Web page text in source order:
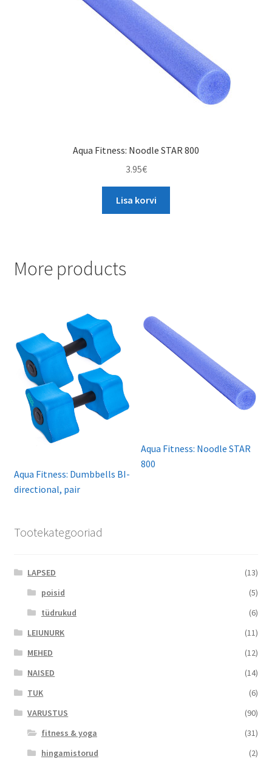
Aqua Fitness: Noodle STAR 800
3.95€
Lisa korvi
More products
Aqua Fitness: Dumbbells BI-
directional, pair
Aqua Fitness: Noodle STAR
800
Tootekategooriad
LAPSED
(13)
poisid
(5)
tüdrukud
(6)
LEIUNURK
(11)
MEHED
(12)
NAISED
(14)
TUK
(6)
VARUSTUS
(90)
fitness & yoga
(31)
hingamistorud
(2)